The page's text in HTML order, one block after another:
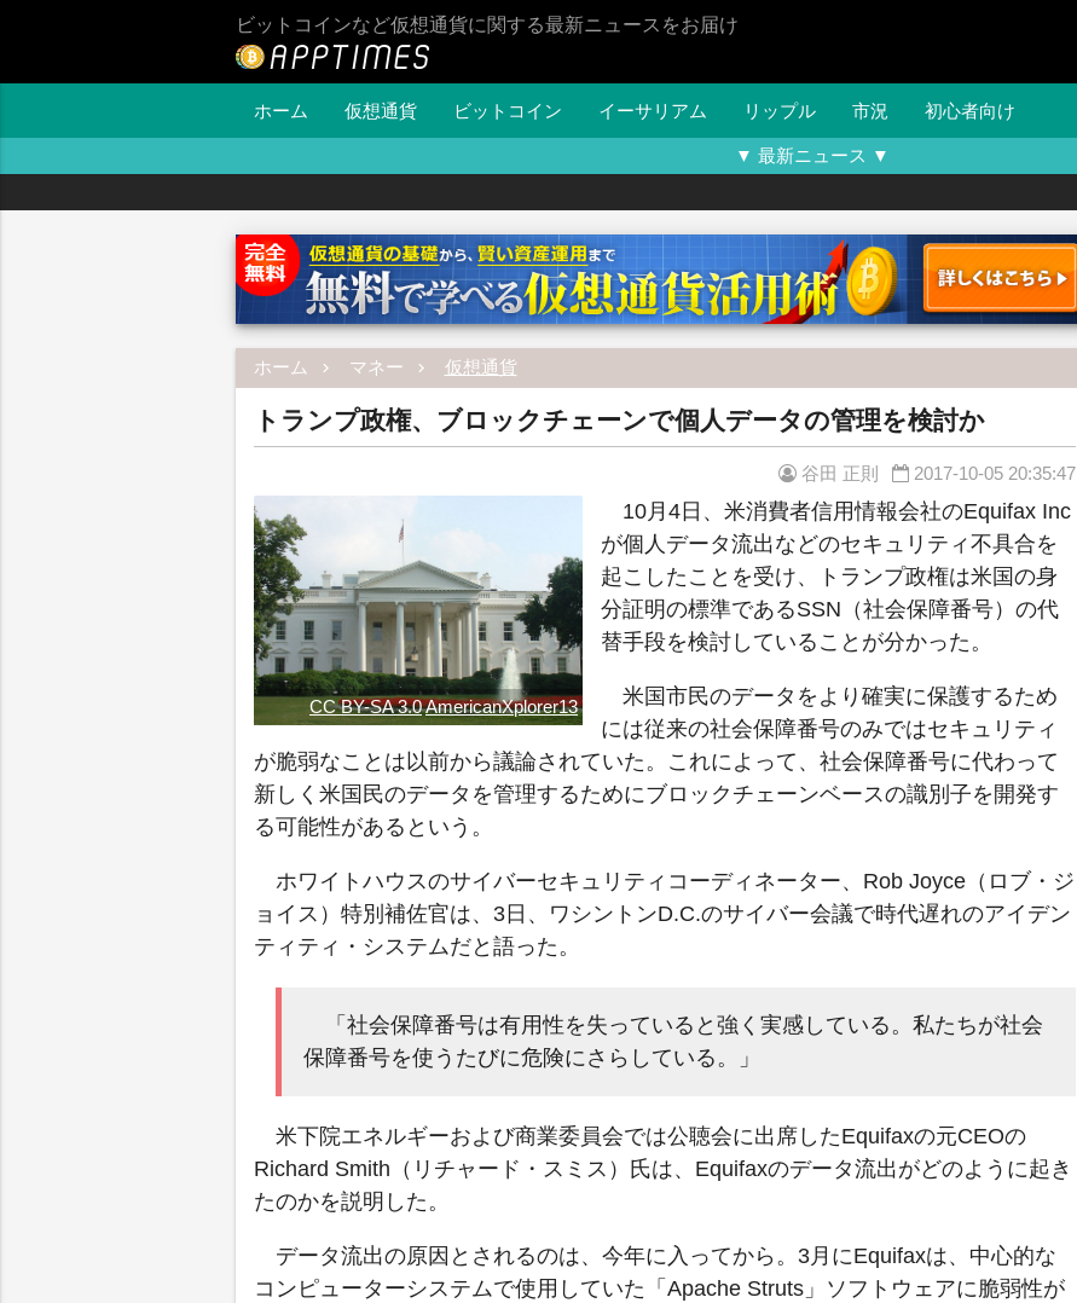
ビットコインなど仮想通貨に関する最新ニュースをお届け
ホーム 仮想通貨 ビットコイン イーサリアム リップル 市況 初心者向け
▼ 最新ニュース ▼
ホーム マネー 仮想通貨
トランプ政権、ブロックチェーンで個人データの管理を検討か
谷田 正則 2017-10-05 20:35:47
CC BY-SA 3.0AmericanXplorer13
10月4日、米消費者信用情報会社のEquifax Inc
が個人データ流出などのセキュリティ不具合を
起こしたことを受け、トランプ政権は米国の身
分証明の標準であるSSN（社会保障番号）の代
替手段を検討していることが分かった。
米国市民のデータをより確実に保護するため
には従来の社会保障番号のみではセキュリティ
が脆弱なことは以前から議論されていた。これによって、社会保障番号に代わって
新しく米国民のデータを管理するためにブロックチェーンベースの識別子を開発す
る可能性があるという。
ホワイトハウスのサイバーセキュリティコーディネーター、Rob Joyce（ロブ・ジ
ョイス）特別補佐官は、3日、ワシントンD.C.のサイバー会議で時代遅れのアイデン
ティティ・システムだと語った。
「社会保障番号は有用性を失っていると強く実感している。私たちが社会
保障番号を使うたびに危険にさらしている。」
米下院エネルギーおよび商業委員会では公聴会に出席したEquifaxの元CEOの
Richard Smith（リチャード・スミス）氏は、Equifaxのデータ流出がどのように起き
たのかを説明した。
データ流出の原因とされるのは、今年に入ってから。3月にEquifaxは、中心的な
コンピューターシステムで使用していた「Apache Struts」ソフトウェアに脆弱性が